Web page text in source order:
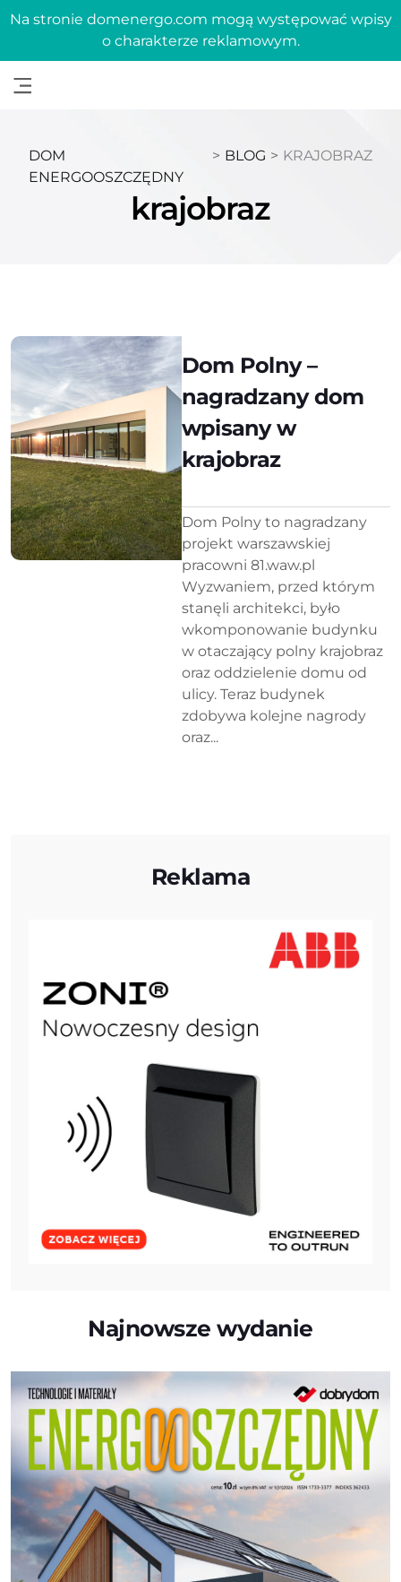
Na stronie domenergo.com mogą występować wpisy
o charakterze reklamowym.
DOM
ENERGOOSZCZĘDNY
> BLOG > KRAJOBRAZ
krajobraz
Dom Polny –
nagradzany dom
wpisany w
krajobraz
Dom Polny to nagradzany
projekt warszawskiej
pracowni 81.waw.pl
Wyzwaniem, przed którym
stanęli architekci, było
wkomponowanie budynku
w otaczający polny krajobraz
oraz oddzielenie domu od
ulicy. Teraz budynek
zdobywa kolejne nagrody
oraz...
Reklama
Najnowsze wydanie